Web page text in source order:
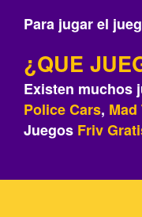
Para jugar el
¿QUE
Existen muchos
Police Cars,
Juegos Friv